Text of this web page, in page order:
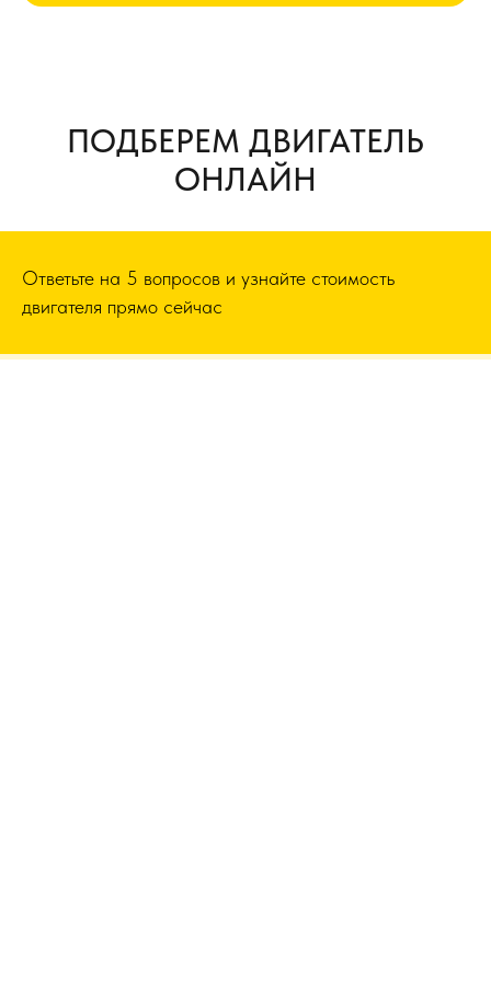
ПОДБЕРЕМ ДВИГАТЕЛЬ
ОНЛАЙН
Ответьте на 5 вопросов и узнайте стоимость
двигателя прямо сейчас